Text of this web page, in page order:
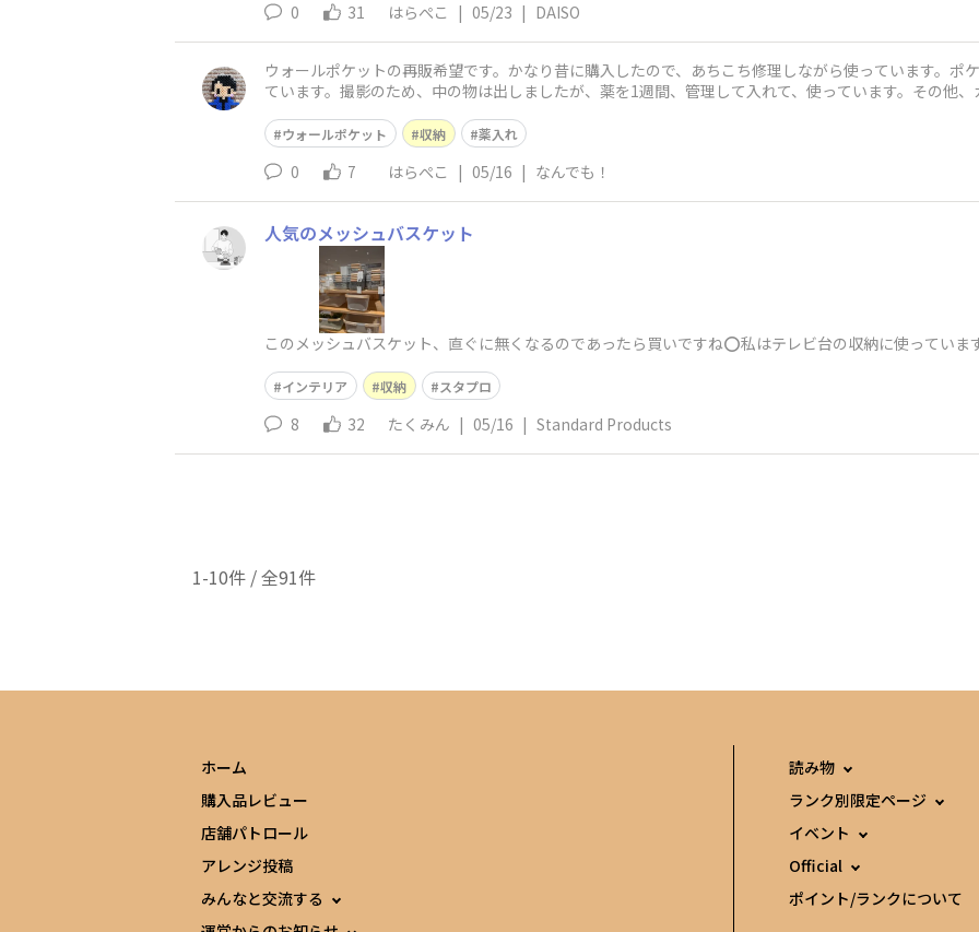
0 31 はらぺこ | 05/23 | DAISO
ウォールポケットの再販希望です。かなり昔に購入したので、あちこち修理しながら使っています。ポ
ています。撮影のため、中の物は出しましたが、薬を1週間、管理して入れて、使っています。その他
ウォールポケット 収納 薬入れ
0 7 はらぺこ | 05/16 | なんでも！
人気のメッシュバスケット
このメッシュバスケット、直ぐに無くなるのであったら買いですね️⭕️私はテレビ台の収納に使っていま
インテリア 収納 スタプロ
8 32 たくみん | 05/16 | Standard Products
1-10件 / 全91件
ホーム
購入品レビュー
店舗パトロール
アレンジ投稿
みんなと交流する
読み物
ランク別限定ページ
イベント
Official
ポイント/ランクについて